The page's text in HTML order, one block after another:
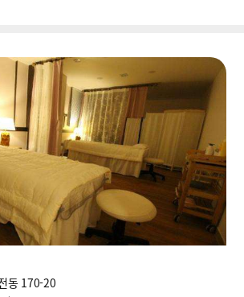
동 170-20